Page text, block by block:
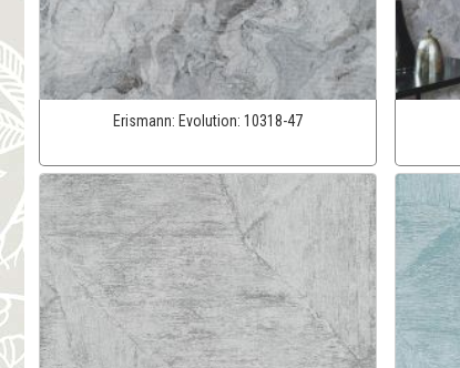
Erismann: Evolution: 10318-47